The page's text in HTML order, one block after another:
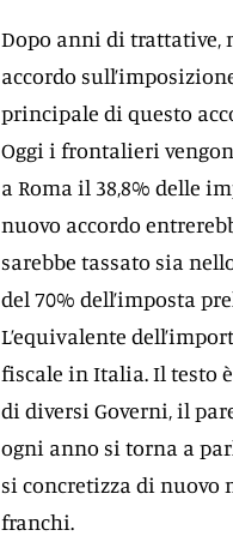
Dopo anni di trattative,
accordo
principale di questo
Oggi i frontalieri
a Roma il 38,8% delle
nuovo accordo
sarebbe tassato sia
del 70% dell’imposta
L’equivalente
fiscale in Italia. Il testo
di diversi Governi, il
ogni anno si torna a
si concretizza di nuovo
franchi.